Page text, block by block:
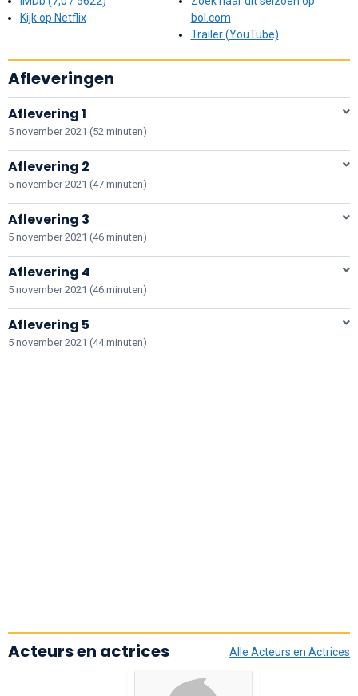
Kijk op Netflix
bol.com
Trailer (YouTube)
Afleveringen
Aflevering 1
5 november 2021 (52 minuten)
Aflevering 2
5 november 2021 (47 minuten)
Aflevering 3
5 november 2021 (46 minuten)
Aflevering 4
5 november 2021 (46 minuten)
Aflevering 5
5 november 2021 (44 minuten)
Alle Acteurs en Actrices
Acteurs en actrices